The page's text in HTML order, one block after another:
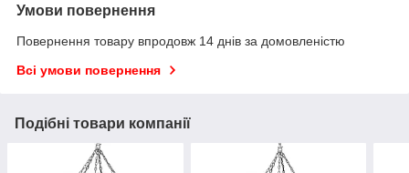
Умови повернення
Повернення товару впродовж 14 днів за домовленістю
Всі умови повернення
Подібні товари компанії